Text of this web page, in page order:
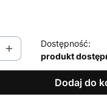
Dostępność:
produkt
Dodaj do